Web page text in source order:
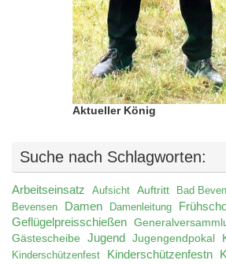
Aktueller König
Suche nach Schlagworten:
Arbeitseinsatz Aufsicht Auftritt Bad
Bevensen
Damen Damenleitung
Geflügelpreisschießen
Gästescheibe
Jugend Jugengendpokal
Kinderschützenfest Kinderschützenfestn